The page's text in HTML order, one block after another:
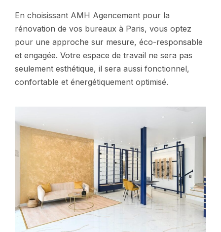
En choisissant AMH Agencement pour la
rénovation de vos bureaux à Paris, vous optez
pour une approche sur mesure, éco-responsable
et engagée. Votre espace de travail ne sera pas
seulement esthétique, il sera aussi fonctionnel,
confortable et énergétiquement optimisé.